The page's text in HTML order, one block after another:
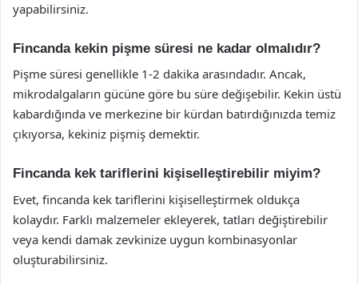
yapabilirsiniz.
Fincanda kekin pişme süresi ne kadar olmalıdır?
Pişme süresi genellikle 1-2 dakika arasındadır. Ancak,
mikrodalgaların gücüne göre bu süre değişebilir. Kekin üstü
kabardığında ve merkezine bir kürdan batırdığınızda temiz
çıkıyorsa, kekiniz pişmiş demektir.
Fincanda kek tariflerini kişiselleştirebilir miyim?
Evet, fincanda kek tariflerini kişiselleştirmek oldukça
kolaydır. Farklı malzemeler ekleyerek, tatları değiştirebilir
veya kendi damak zevkinize uygun kombinasyonlar
oluşturabilirsiniz.